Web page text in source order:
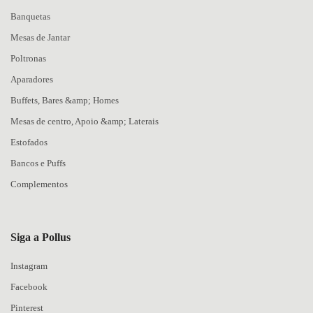
Banquetas
Mesas de Jantar
Poltronas
Aparadores
Buffets, Bares &amp; Homes
Mesas de centro, Apoio &amp; Laterais
Estofados
Bancos e Puffs
Complementos
Siga a Pollus
Instagram
Facebook
Pinterest